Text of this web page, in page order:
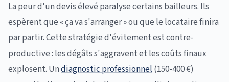
La peur d'un devis élevé paralyse certains bailleurs. Ils
espèrent que « ça va s'arranger » ou que le locataire finira
par partir. Cette stratégie d'évitement est contre-
productive : les dégâts s'aggravent et les coûts finaux
explosent. Undiagnostic professionnel(150-400 €)